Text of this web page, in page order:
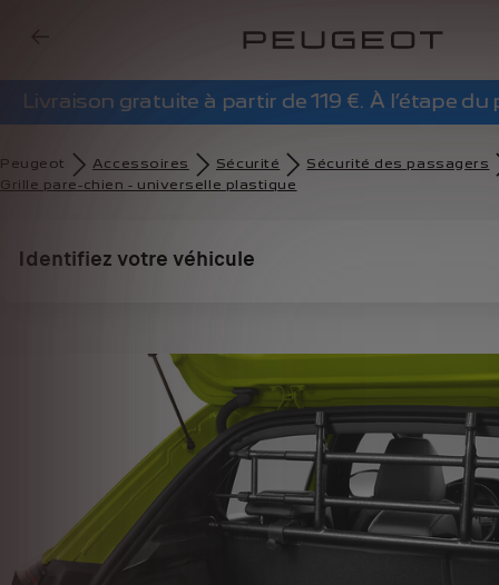
Livraison gratuite à partir de 119 €. À l’étape
Peugeot Accessoires Sécurité
Sécurité des passagers
Grille pare-chien - universelle plastique
Identifiez votre véhicule